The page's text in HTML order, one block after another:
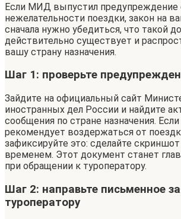
Если МИД выпустил предупреждение
нежелательности поездки, закон на
сначала нужно убедиться, что такой
действительно существует и
вашу страну назначения.
Шаг 1: проверьте
Зайдите на официальный сайт
иностранных дел России и найдите
сообщения по стране назначения.
рекомендует воздержаться от
зафиксируйте это: сделайте
временем. Этот документ станет
при обращении к туроператору.
Шаг 2: направьте письменное
туроператору